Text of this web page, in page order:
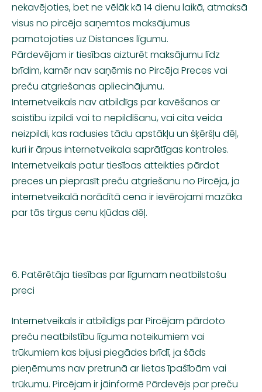
nekavējoties, bet ne vēlāk kā 14 dienu laikā, atmaksā
visus no pircēja saņemtos maksājumus
pamatojoties uz Distances līgumu.
Pārdevējam ir tiesības aizturēt maksājumu līdz
brīdim, kamēr nav saņēmis no Pircēja Preces vai
preču atgriešanas apliecinājumu.
Internetveikals nav atbildīgs par kavēšanos ar
saistību izpildi vai to nepildīšanu, vai cita veida
neizpildi, kas radusies tādu apstākļu un šķēršļu dēļ,
kuri ir ārpus internetveikala saprātīgas kontroles.
Internetveikals patur tiesības atteikties pārdot
preces un pieprasīt preču atgriešanu no Pircēja, ja
internetveikalā norādītā cena ir ievērojami mazāka
par tās tirgus cenu kļūdas dēļ.
6. Patērētāja tiesības par līgumam neatbilstošu
preci
Internetveikals ir atbildīgs par Pircējam pārdoto
preču neatbilstību līguma noteikumiem vai
trūkumiem kas bijusi piegādes brīdī, ja šāds
pieņēmums nav pretrunā ar lietas īpašībām vai
trūkumu. Pircējam ir jāinformē Pārdevējs par preču